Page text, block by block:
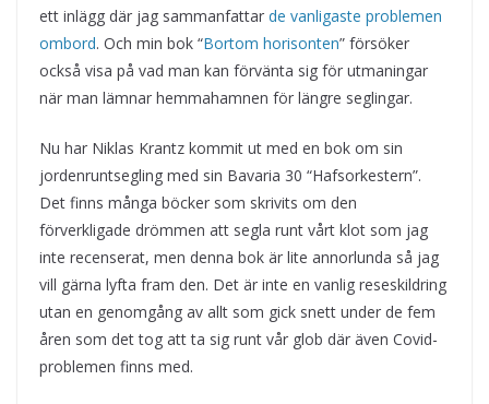
ett inlägg där jag sammanfattar de vanligaste problemen
ombord. Och min bok “Bortom horisonten” försöker
också visa på vad man kan förvänta sig för utmaningar
när man lämnar hemmahamnen för längre seglingar.
Nu har Niklas Krantz kommit ut med en bok om sin
jordenruntsegling med sin Bavaria 30 “Hafsorkestern”.
Det finns många böcker som skrivits om den
förverkligade drömmen att segla runt vårt klot som jag
inte recenserat, men denna bok är lite annorlunda så jag
vill gärna lyfta fram den. Det är inte en vanlig reseskildring
utan en genomgång av allt som gick snett under de fem
åren som det tog att ta sig runt vår glob där även Covid-
problemen finns med.